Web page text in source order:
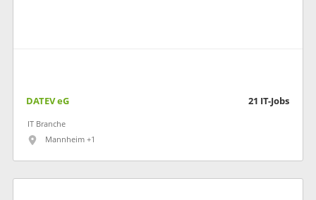
DATEV eG 21 IT-Jobs
IT Branche
Mannheim +1